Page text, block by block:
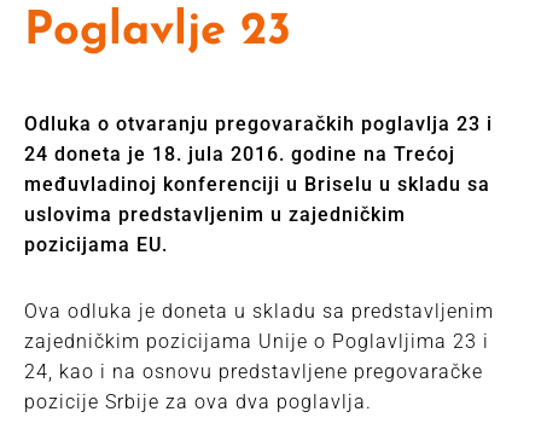
Poglavlje 23
Odluka o otvaranju pregovaračkih poglavlja 23 i
24 doneta je 18. jula 2016. godine na Trećoj
međuvladinoj konferenciji u Briselu u skladu sa
uslovima predstavljenim u zajedničkim
pozicijama EU.
Ova odluka je doneta u skladu sa predstavljenim
zajedničkim pozicijama Unije o Poglavljima 23 i
24, kao i na osnovu predstavljene pregovaračke
pozicije Srbije za ova dva poglavlja.